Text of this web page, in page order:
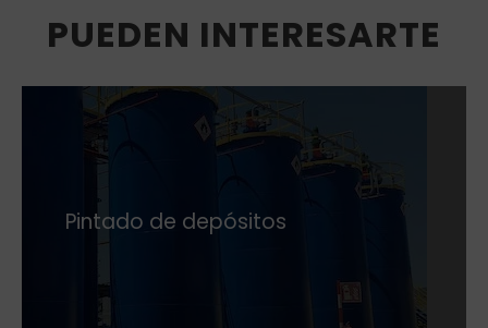
PUEDEN INTERESARTE
Pintado de depósitos